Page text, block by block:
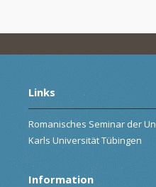
Links
Romanisches Seminar der
Karls Universität Tübingen
Information